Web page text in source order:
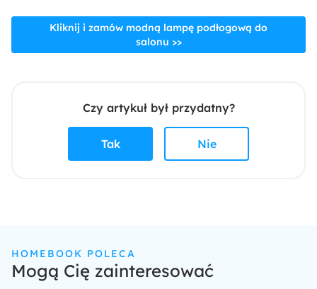
Kliknij i zamów modną lampę podłogową do
salonu >>
Czy artykuł był przydatny?
Tak Nie
HOMEBOOK POLECA
Mogą Cię zainteresować